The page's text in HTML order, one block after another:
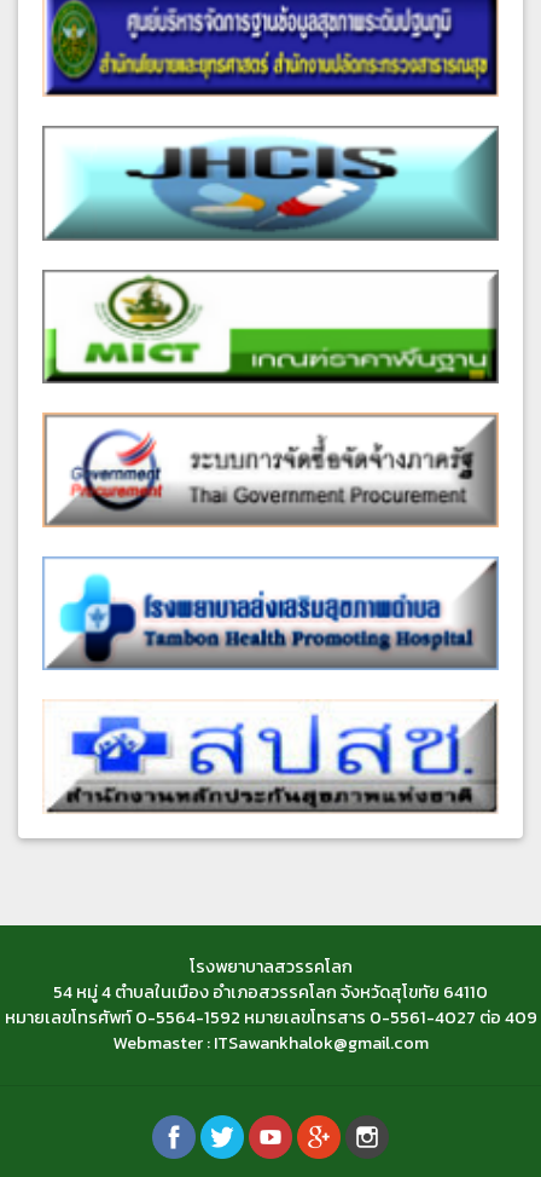
โรงพยาบาลสวรรคโลก
54 หมู่ 4 ตำบลในเมือง อำเภอสวรรคโลก จังหวัดสุโขทัย 64110
หมายเลขโทรศัพท์ 0-5564-1592 หมายเลขโทรสาร 0-5561-4027 ต่อ 409
Webmaster : ITSawankhalok@gmail.com